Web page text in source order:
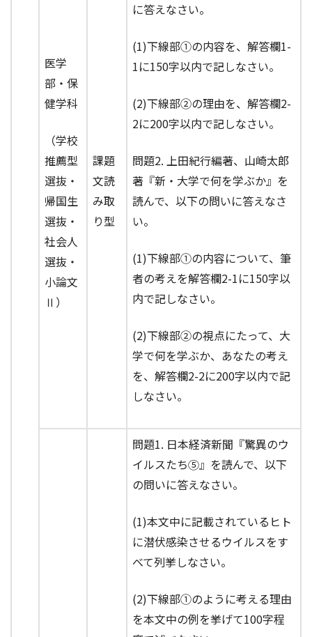
医学
部・保
健学科
（学校
推薦型
選抜・
帰国生
選抜・
社会人
選抜・
小論文
Ⅱ）
課題
文読
み取
り型
に答えなさい。
(1)下線部①の内容を、解答欄1-
1に150字以内で記しなさい。
(2)下線部②の理由を、解答欄2-
2に200字以内で記しなさい。
問題2. 上田紀行編著、山崎太郎
著『新・大学で何を学ぶか』を
読んで、以下の問いに答えなさ
い。
(1)下線部①の内容について、筆
者の考えを解答欄2-1に150字以
内で記しなさい。
(2)下線部②の視点にたって、大
学で何を学ぶか、あなたの考え
を、解答欄2-2に200字以内で記
しなさい。
問題1. 日本経済新聞『驚異のウ
イルスたち⑤』を読んで、以下
の問いに答えなさい。
(1)本文中に記載されているヒト
に潜伏感染させるウイルスをす
べて列挙しなさい。
(2)下線部①のように考える理由
を本文中の例を挙げて100字程